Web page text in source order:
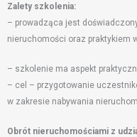
Zalety szkolenia:
– prowadząca jest
nieruchomości oraz praktykiem
– szkolenie ma aspekt
– cel – przygotowanie
w zakresie nabywania
Obrót nieruchomościami z